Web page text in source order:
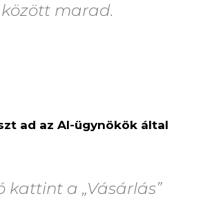
marad.
ad az AI-ügynökök által
a „Vásárlás”